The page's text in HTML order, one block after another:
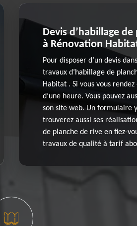
Devis d’habillage
à Rénovation
Pour disposer d’un devis
travaux d’habillage de
Habitat . Si vous vous
d’une heure. Vous pouvez
son site web. Un formulaire
trouverez aussi ses
de planche de rive en fiez-
travaux de qualité à tarif